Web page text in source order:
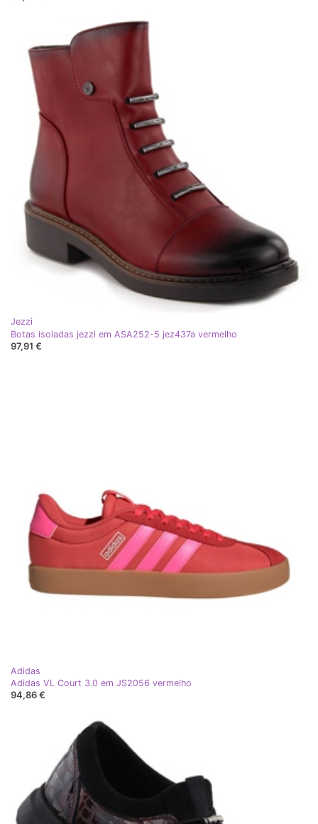
Jezzi
Botas isoladas jezzi em ASA252-5 jez437a vermelho
97,91 €
Adidas
Adidas VL Court 3.0 em JS2056 vermelho
94,86 €